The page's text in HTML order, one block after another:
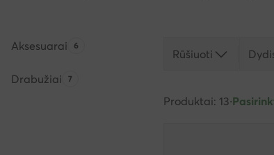
Aksesuarai Produktų skaičius:
6
Drabužiai Produktų skaičius:
7
Rūšiuoti
Produktai: 13·